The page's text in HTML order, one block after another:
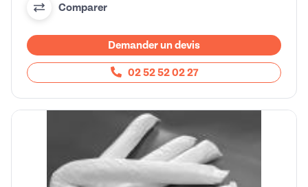
Comparer
Demander un devis
02 52 52 02 27